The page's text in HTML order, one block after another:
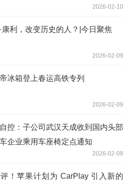
2026-02-10
康利，改变历史的人？|今日聚焦
2026-02-09
冰箱登上春运高铁专列
2026-02-09
控：子公司武汉天成收到国内头部
企业乘用车座椅定点通知
2026-02-08
！苹果计划为 CarPlay 引入新的